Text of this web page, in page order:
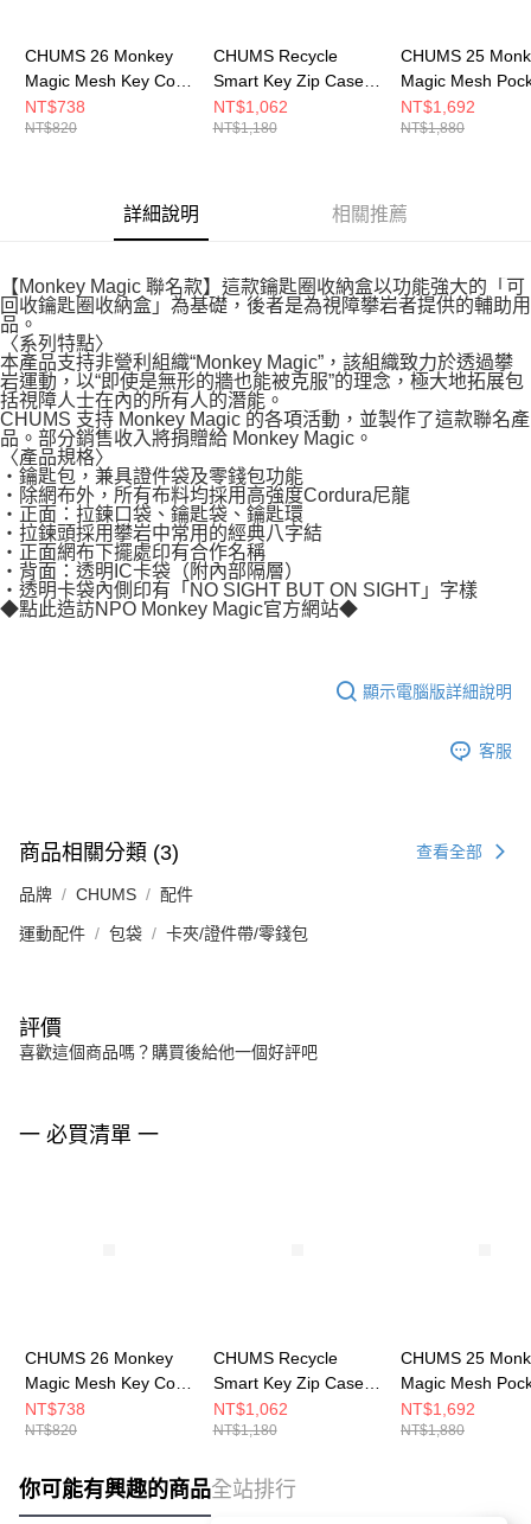
CHUMS 26 Monkey
Magic Mesh Key Coin
Case卡夾零錢包 黑色
CH604078K001
NT$738
NT$820
CHUMS Recycle
Smart Key Zip Case卡
夾零錢包 Circus
CH604066Z402
NT$1,062
NT$1,180
CHUMS 25
Magic Mesh
Collect Shoulder
肩背包
NT$1,692
NT$1,880
詳細說明 相關推薦
【Monkey Magic 聯名款】這款鑰匙圈收納盒以功能強大的「可
回收鑰匙圈收納盒」為基礎，後者是為視障攀岩者提供的輔助用
品。
〈系列特點〉
本產品支持非營利組織“Monkey Magic”，該組織致力於透過攀
岩運動，以“即使是無形的牆也能被克服”的理念，極大地拓展包
括視障人士在內的所有人的潛能。
CHUMS 支持 Monkey Magic 的各項活動，並製作了這款聯名產
品。部分銷售收入將捐贈給 Monkey Magic。
〈產品規格〉
・鑰匙包，兼具證件袋及零錢包功能
・除網布外，所有布料均採用高強度Cordura尼龍
・正面：拉鍊口袋、鑰匙袋、鑰匙環
・拉鍊頭採用攀岩中常用的經典八字結
・正面網布下擺處印有合作名稱
・背面：透明IC卡袋（附內部隔層）
・透明卡袋內側印有「NO SIGHT BUT ON SIGHT」字樣
◆點此造訪NPO Monkey Magic官方網站◆
顯示電腦版詳細說明
客服
商品相關分類 (3) 查看全部
品牌 CHUMS 配件
運動配件 包袋 卡夾/證件帶/零錢包
評價
喜歡這個商品嗎？購買後給他一個好評吧
一 必買清單 一
CHUMS 26 Monkey
Magic Mesh Key Coin
Case卡夾零錢包 黑色
CH604078K001
NT$738
NT$820
CHUMS Recycle
Smart Key Zip Case卡
夾零錢包 Circus
CH604066Z402
NT$1,062
NT$1,180
CHUMS 25
Magic Mesh
Collect Shoulder
肩背包
NT$1,692
NT$1,880
你可能有興趣的商品全站排行